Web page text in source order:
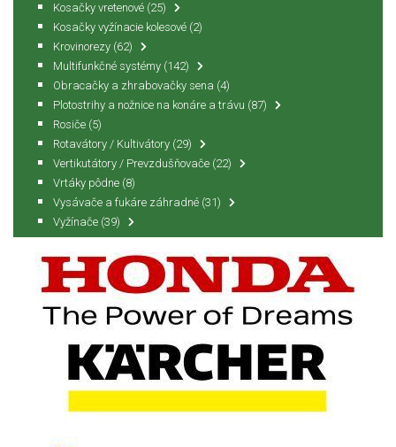
Kosačky vretenové (25)
Kosačky vyžínacie kolesové (2)
Krovinorezy (62)
Multifunkčné systémy (142)
Obracačky a zhrabovačky sena (4)
Plotostrihy a nožnice na konáre a trávu (87)
Rosiče (5)
Rotavátory / Kultivátory (29)
Vertikutátory / Prevzdušňovače (22)
Vrtáky pôdne (8)
Vysávače a fukáre záhradné (31)
Vyžínače (39)